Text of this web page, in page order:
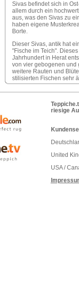
Sivas befindet sich in
allem durch ein
aus, was den Sivas zu
haben eigene
Borte.
Dieser Sivas, antik hat
"Fische im Teich".
Jahrhundert in Herat
von vier gebogenen und
weitere Rauten und
stilisierten Fischen sehr
riesige
United
USA /